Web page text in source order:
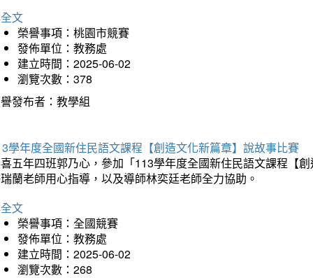
文
榮譽事項：桃園市競賽
發佈單位：教務處
建立時間：2025-06-02
瀏覽次數：378
發布者：教學組
學年度全國新住民語文課程【創造文化新篇章】說故事比賽
五年四班郭乃心，參加「113學年度全國新住民語文課程【
蘭老師用心指導，以及導師林奕廷老師全力協助。
文
榮譽事項：全國競賽
發佈單位：教務處
建立時間：2025-06-02
瀏覽次數：268